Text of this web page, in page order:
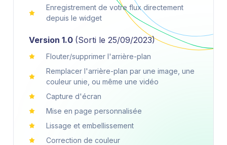
Enregistrement de votre flux directement
depuis le widget
Version 1.0 (Sorti le 25/09/2023)
Flouter/supprimer l'arrière-plan
Remplacer l'arrière-plan par une image, une
couleur unie, ou même une vidéo
Capture d'écran
Mise en page personnalisée
Lissage et embellissement
Correction de couleur